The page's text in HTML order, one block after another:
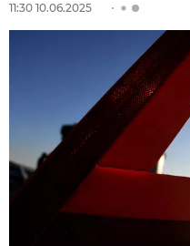
11:30 10.06.2025